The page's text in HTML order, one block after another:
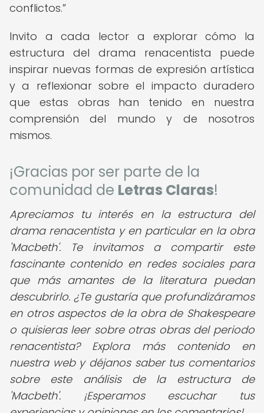
conflictos.
Invito a cada lector a explorar cómo la
estructura del drama renacentista puede
inspirar nuevas formas de expresión artística
y a reflexionar sobre el impacto duradero
que estas obras han tenido en nuestra
comprensión del mundo y de nosotros
mismos.
¡Gracias por ser parte de la
comunidad de Letras Claras!
Apreciamos tu interés en la estructura del
drama renacentista y en particular en la obra
'Macbeth'. Te invitamos a compartir este
fascinante contenido en redes sociales para
que más amantes de la literatura puedan
descubrirlo. ¿Te gustaría que profundizáramos
en otros aspectos de la obra de Shakespeare
o quisieras leer sobre otras obras del periodo
renacentista? Explora más contenido en
nuestra web y déjanos saber tus comentarios
sobre este análisis de la estructura de
'Macbeth'. ¡Esperamos escuchar tus